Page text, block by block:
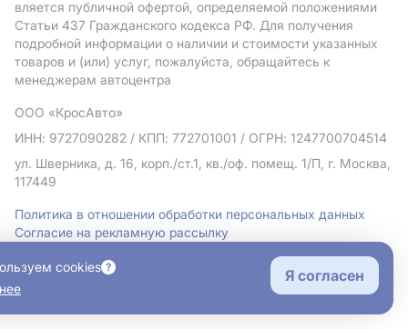
вляется публичной офертой, определяемой положениями
Статьи 437 Гражданского кодекса РФ. Для получения
подробной информации о наличии и стоимости указанных
товаров и (или) услуг, пожалуйста, обращайтесь к
менеджерам автоцентра
ООО «КросАвто»
ИНН: 9727090282 / КПП: 772701001 / ОГРН: 1247700704514
ул. Шверника, д. 16, корп./ст.1, кв./оф. помещ. 1/П, г. Москва,
117449
Политика в отношении обработки персональных данных
Согласие на рекламную рассылку
cookies
Я согласен